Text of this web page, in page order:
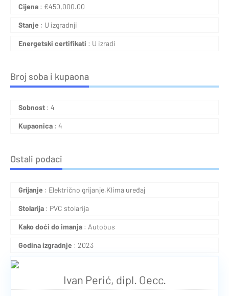
Cijena : €450,000.00
Stanje : U izgradnji
Energetski certifikati : U izradi
Broj soba i kupaona
Sobnost : 4
Kupaonica : 4
Ostali podaci
Grijanje : Električno grijanje,Klima uređaj
Stolarija : PVC stolarija
Kako doći do imanja : Autobus
Godina izgradnje : 2023
Ivan Perić, dipl. Oecc.